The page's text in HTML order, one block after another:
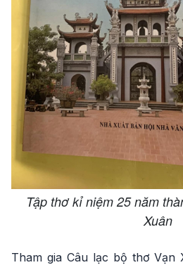
Tập thơ kỉ niệm 25 năm
Xuân
Tham gia Câu lạc bộ thơ Vạn